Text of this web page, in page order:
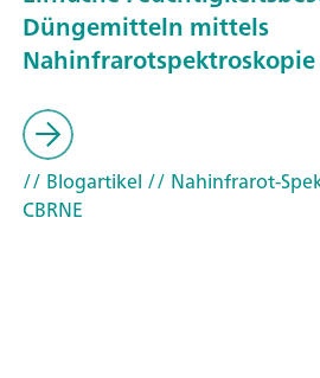
Düngemitteln mittels
Nahinfrarotspektroskopie
// Blogartikel // Nahinfrarot-
CBRNE